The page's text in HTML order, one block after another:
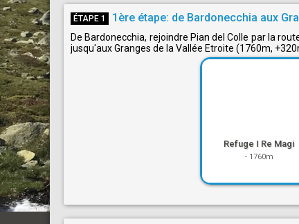
ÉTAPE 1 1ère étape: de Bardonecchia aux
De Bardonecchia, rejoindre Pian del Colle par la
jusqu'aux Granges de la Vallée Etroite (1760m,
Refuge I Re Magi
- 1760m